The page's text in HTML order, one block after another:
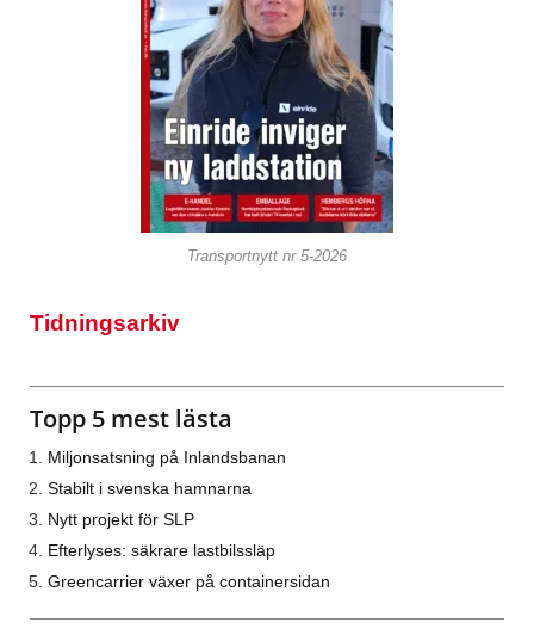
Transportnytt nr 5-2026
Tidningsarkiv
Topp 5 mest lästa
Miljonsatsning på Inlandsbanan
Stabilt i svenska hamnarna
Nytt projekt för SLP
Efterlyses: säkrare lastbilssläp
Greencarrier växer på containersidan